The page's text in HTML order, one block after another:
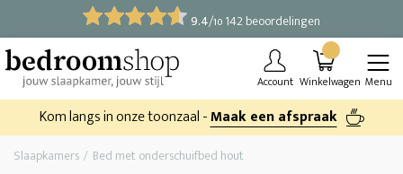
9.4/10 142 beoordelingen
Account Winkelwagen Menu
Kom langs in onze toonzaal -Maak een afspraak
Slaapkamers Bed met onderschuifbed hout